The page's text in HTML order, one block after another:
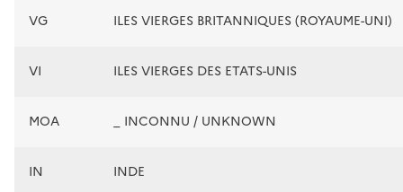
VG ILES VIERGES BRITANNIQUES (ROYAUME-UNI)
VI ILES VIERGES DES ETATS-UNIS
MOA _ INCONNU / UNKNOWN
IN INDE